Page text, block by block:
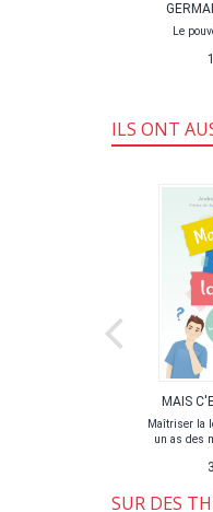
Le
ILS ONT
MAIS
Maîtriser la
un as des
SUR DES